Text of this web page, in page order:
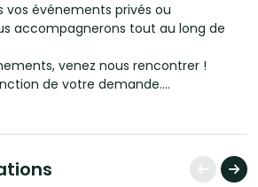
vos événements privés ou
accompagnerons tout au long de
venez nous rencontrer !
de votre demande.
fonction de vos besoins
GAMME POUR VOS RECEPTIONS